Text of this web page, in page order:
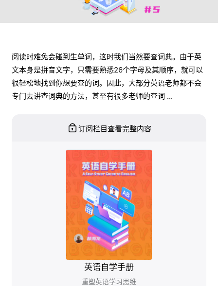
阅读时难免会碰到生单词，这时我们当然要查词典。由于英
文本身是拼音文字，只需要熟悉26个字母及其顺序，就可以
很轻松地找到你想要查的词。因此，大部分英语老师都不会
专门去讲查词典的方法，甚至有很多老师的查词 ...
订阅栏目查看完整内容
英语自学手册
重塑英语学习思维